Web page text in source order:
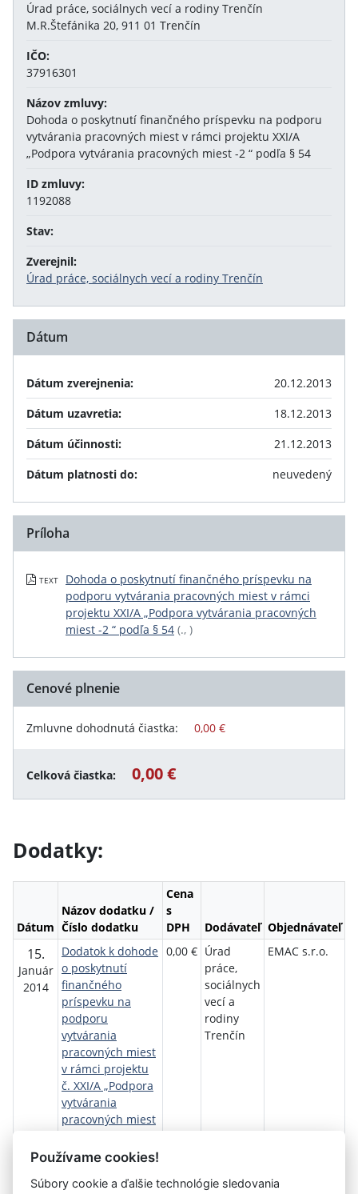
Úrad práce, sociálnych vecí a rodiny Trenčín
M.R.Štefánika 20, 911 01 Trenčín
IČO:
37916301
Názov zmluvy:
Dohoda o poskytnutí finančného príspevku na podporu
vytvárania pracovných miest v rámci projektu XXI/A
„Podpora vytvárania pracovných miest -2 “ podľa § 54
ID zmluvy:
1192088
Stav:
Zverejnil:
Úrad práce, sociálnych vecí a rodiny Trenčín
Dátum
Dátum zverejnenia:
20.12.2013
Dátum uzavretia:
18.12.2013
Dátum účinnosti:
21.12.2013
Dátum platnosti do:
neuvedený
Príloha
TEXT
Dohoda o poskytnutí finančného príspevku na
podporu vytvárania pracovných miest v rámci
projektu XXI/A „Podpora vytvárania pracovných
miest -2 “ podľa § 54 (., )
Cenové plnenie
Zmluvne dohodnutá čiastka: 0,00 €
Celková čiastka: 0,00 €
Dodatky:
Dátum
Názov dodatku /
Číslo dodatku
Cena
s
DPH
Dodávateľ Objednávateľ
15.
Január
2014
Dodatok k dohode
o poskytnutí
finančného
príspevku na
podporu
vytvárania
pracovných miest
v rámci projektu
č. XXI/A „Podpora
vytvárania
pracovných miest
dodatok č.1
0,00 € Úrad
práce,
sociálnych
vecí a
rodiny
Trenčín
EMAC s.r.o.
Návrat späť
Používame cookies!
Súbory cookie a ďalšie technológie sledovania